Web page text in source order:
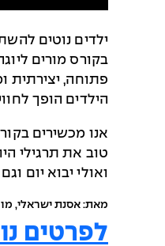
ילדים נוטים
בקורס מורים
פתוחה, יצירתית
הילדים הופך
אנו מכשירים
טוב את תרגילי
ואולי יבוא יום
מאת: אסנת ישראלי,
לפרטים